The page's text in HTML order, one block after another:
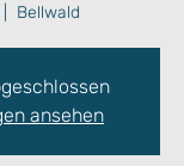
Bellwald
ansehen